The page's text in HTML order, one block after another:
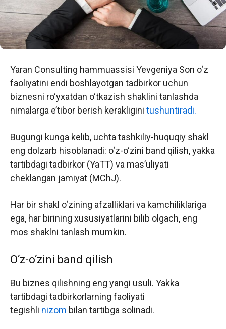
Yaran Consulting hammuassisi Yevgeniya Son o‘z
faoliyatini endi boshlayotgan tadbirkor uchun
biznesni ro‘yxatdan o‘tkazish shaklini tanlashda
nimalarga e’tibor berish kerakligini tushuntiradi.
Bugungi kunga kelib, uchta tashkiliy-huquqiy shakl
eng dolzarb hisoblanadi: o‘z-o‘zini band qilish, yakka
tartibdagi tadbirkor (YaTT) va mas’uliyati
cheklangan jamiyat (MChJ).
Har bir shakl o‘zining afzalliklari va kamchiliklariga
ega, har birining xususiyatlarini bilib olgach, eng
mos shaklni tanlash mumkin.
O‘z-o‘zini band qilish
Bu biznes qilishning eng yangi usuli. Yakka
tartibdagi tadbirkorlarning faoliyati
tegishli nizom bilan tartibga solinadi.